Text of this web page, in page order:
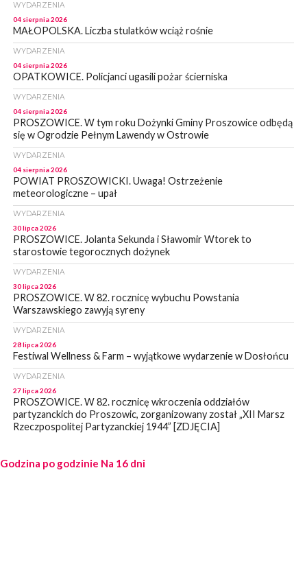
WYDARZENIA
04 sierpnia 2026
MAŁOPOLSKA. Liczba stulatków wciąż rośnie
WYDARZENIA
04 sierpnia 2026
OPATKOWICE. Policjanci ugasili pożar ścierniska
WYDARZENIA
04 sierpnia 2026
PROSZOWICE. W tym roku Dożynki Gminy Proszowice odbędą
się w Ogrodzie Pełnym Lawendy w Ostrowie
WYDARZENIA
04 sierpnia 2026
POWIAT PROSZOWICKI. Uwaga! Ostrzeżenie
meteorologiczne – upał
WYDARZENIA
30 lipca 2026
PROSZOWICE. Jolanta Sekunda i Sławomir Wtorek to
starostowie tegorocznych dożynek
WYDARZENIA
30 lipca 2026
PROSZOWICE. W 82. rocznicę wybuchu Powstania
Warszawskiego zawyją syreny
WYDARZENIA
28 lipca 2026
Festiwal Wellness & Farm – wyjątkowe wydarzenie w Dosłońcu
WYDARZENIA
27 lipca 2026
PROSZOWICE. W 82. rocznicę wkroczenia oddziałów
partyzanckich do Proszowic, zorganizowany został „XII Marsz
Rzeczpospolitej Partyzanckiej 1944” [ZDJĘCIA]
27 lipca 2026
PROSZOWICE. Po burzy uszkodzone słupy enegeryczne.
Godzina po godzinie Na 16 dni